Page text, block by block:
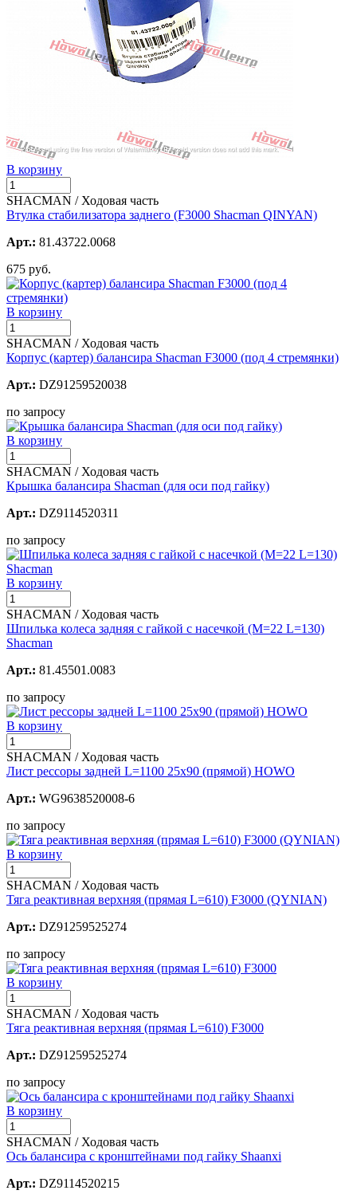
В корзину
SHACMAN / Ходовая часть
Втулка стабилизатора заднего (F3000 Shacman QINYAN)
Арт.: 81.43722.0068
675 руб.
В корзину
SHACMAN / Ходовая часть
Корпус (картер) балансира Shacman F3000 (под 4 стремянки)
Арт.: DZ91259520038
по запросу
В корзину
SHACMAN / Ходовая часть
Крышка балансира Shacman (для оси под гайку)
Арт.: DZ9114520311
по запросу
В корзину
SHACMAN / Ходовая часть
Шпилька колеса задняя с гайкой с насечкой (М=22 L=130)
Shacman
Арт.: 81.45501.0083
по запросу
В корзину
SHACMAN / Ходовая часть
Лист рессоры задней L=1100 25х90 (прямой) HOWO
Арт.: WG9638520008-6
по запросу
В корзину
SHACMAN / Ходовая часть
Тяга реактивная верхняя (прямая L=610) F3000 (QYNIAN)
Арт.: DZ91259525274
по запросу
В корзину
SHACMAN / Ходовая часть
Тяга реактивная верхняя (прямая L=610) F3000
Арт.: DZ91259525274
по запросу
В корзину
SHACMAN / Ходовая часть
Ось балансира с кронштейнами под гайку Shaanxi
Арт.: DZ9114520215